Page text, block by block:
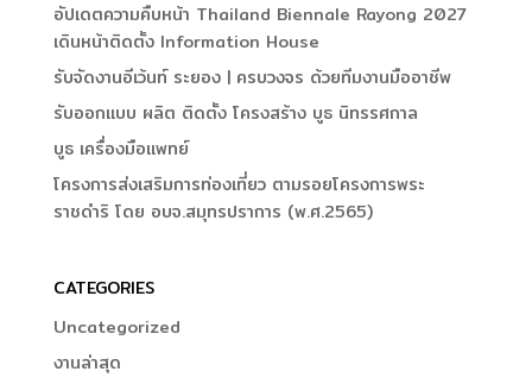
อัปเดตความคืบหน้า Thailand Biennale Rayong 2027
เดินหน้าติดตั้ง Information House
รับจัดงานอีเว้นท์ ระยอง | ครบวงจร ด้วยทีมงานมืออาชีพ
รับออกแบบ ผลิต ติดตั้ง โครงสร้าง บูธ นิทรรศกาล
บูธ เครื่องมือแพทย์
โครงการส่งเสริมการท่องเที่ยว ตามรอยโครงการพระ
ราชดำริ โดย อบจ.สมุทรปราการ (พ.ศ.2565)
CATEGORIES
Uncategorized
งานล่าสุด